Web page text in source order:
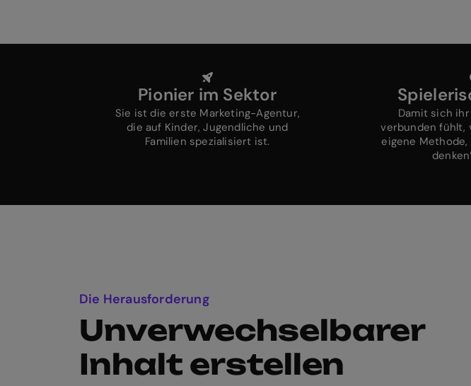
Pionier im Sektor
Sie ist die erste Marketing-Agentur,
die auf Kinder, Jugendliche und
Familien spezialisiert ist.
Damit sich
verbunden fühlt,
eigene Methode,
Die Herausforderung
Unverwechselbarer
Inhalt erstellen